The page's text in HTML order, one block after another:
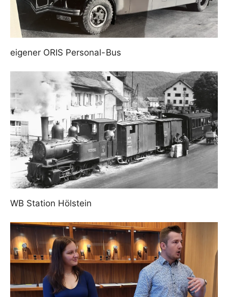
eigener ORIS Personal-Bus
WB Station Hölstein